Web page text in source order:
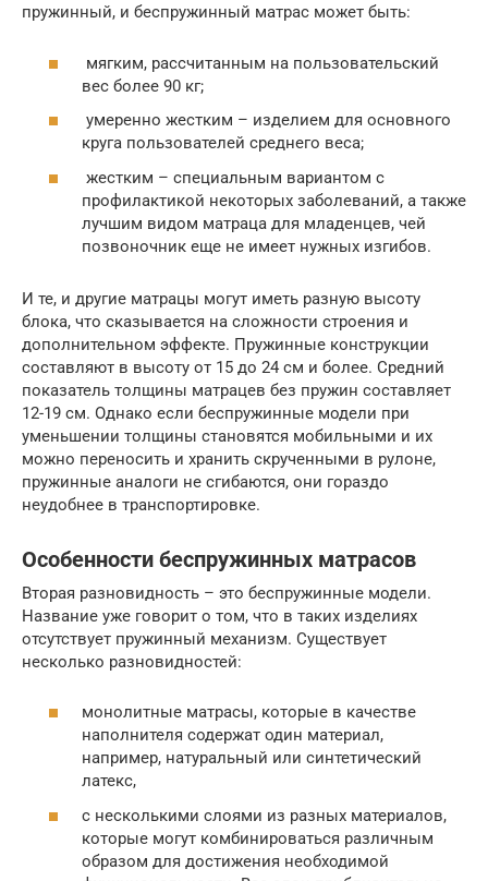
пружинный, и беспружинный матрас может быть:
мягким, рассчитанным на пользовательский
вес более 90 кг;
умеренно жестким – изделием для основного
круга пользователей среднего веса;
жестким – специальным вариантом с
профилактикой некоторых заболеваний, а также
лучшим видом матраца для младенцев, чей
позвоночник еще не имеет нужных изгибов.
И те, и другие матрацы могут иметь разную высоту
блока, что сказывается на сложности строения и
дополнительном эффекте. Пружинные конструкции
составляют в высоту от 15 до 24 см и более. Средний
показатель толщины матрацев без пружин составляет
12-19 см. Однако если беспружинные модели при
уменьшении толщины становятся мобильными и их
можно переносить и хранить скрученными в рулоне,
пружинные аналоги не сгибаются, они гораздо
неудобнее в транспортировке.
Особенности беспружинных матрасов
Вторая разновидность – это беспружинные модели.
Название уже говорит о том, что в таких изделиях
отсутствует пружинный механизм. Существует
несколько разновидностей:
монолитные матрасы, которые в качестве
наполнителя содержат один материал,
например, натуральный или синтетический
латекс,
с несколькими слоями из разных материалов,
которые могут комбинироваться различным
образом для достижения необходимой